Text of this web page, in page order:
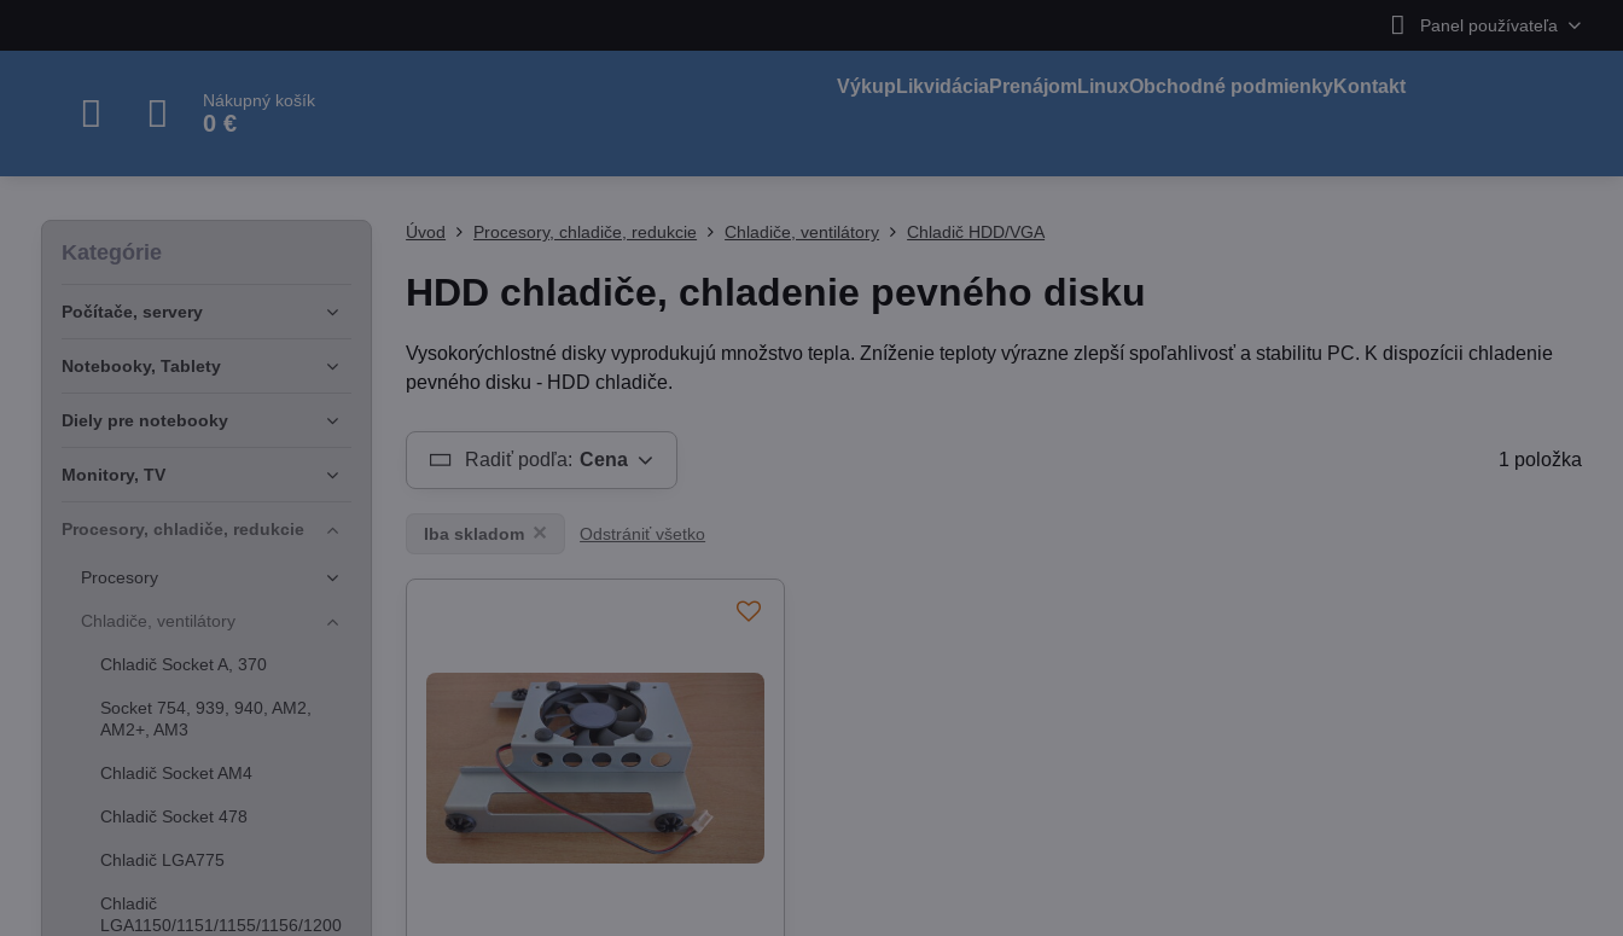
Panel používateľa
Nákupný košík
0 €
Výkup LikvidáciaPrenájom LinuxObchodné podmienkyKontakt
Úvod Procesory, chladiče, redukcie Chladiče, ventilátory Chladič HDD/VGA
HDD chladiče, chladenie pevného disku
Vysokorýchlostné disky vyprodukujú množstvo tepla. Zníženie teploty výrazne zlepší spoľahlivosť a stabilitu PC. K dispozícii chladenie
pevného disku - HDD chladiče.
Radiť podľa: Cena 1 položka
Iba skladom Odstrániť všetko
Kategórie
Počítače, servery
Notebooky, Tablety
Diely pre notebooky
Monitory, TV
Procesory, chladiče, redukcie
Procesory
Chladiče, ventilátory
Chladič Socket A, 370
Socket 754, 939, 940, AM2,
AM2+, AM3
Chladič Socket AM4
Chladič Socket 478
Chladič LGA775
Chladič
LGA1150/1151/1155/1156/1200